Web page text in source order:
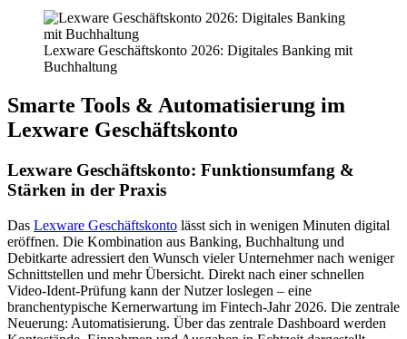
Lexware Geschäftskonto 2026: Digitales Banking mit
Buchhaltung
Smarte Tools & Automatisierung im
Lexware Geschäftskonto
Lexware Geschäftskonto: Funktionsumfang &
Stärken in der Praxis
Das Lexware Geschäftskonto lässt sich in wenigen Minuten digital
eröffnen. Die Kombination aus Banking, Buchhaltung und
Debitkarte adressiert den Wunsch vieler Unternehmer nach weniger
Schnittstellen und mehr Übersicht. Direkt nach einer schnellen
Video-Ident-Prüfung kann der Nutzer loslegen – eine
branchentypische Kernerwartung im Fintech-Jahr 2026. Die zentrale
Neuerung: Automatisierung. Über das zentrale Dashboard werden